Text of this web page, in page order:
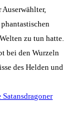
Auserwählter,
zu tun hatte.
bei den Wurzeln
des Helden und